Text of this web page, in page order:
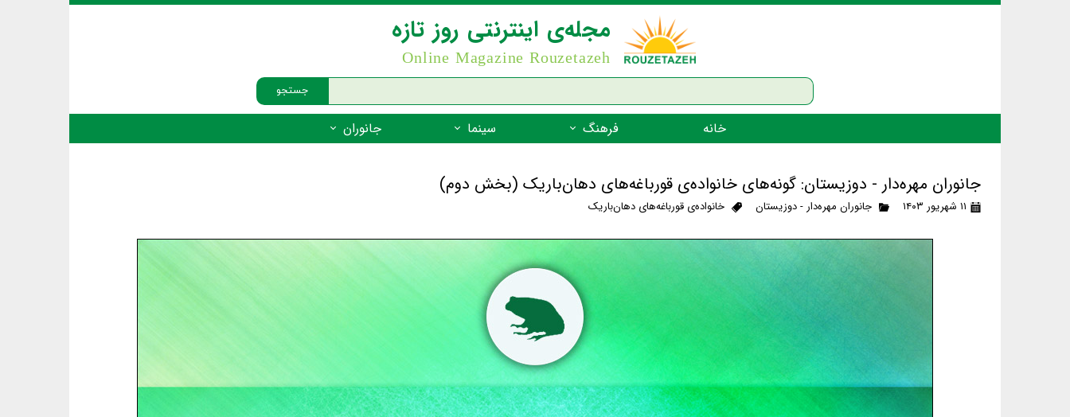
جستجو
مجله‌ی اینترنتی روز تازه
Online Magazine Rouzetazeh
خانه فرهنگ
نام‌نامه
شعر فارسی
زندگینامه‌ی بزرگان
گفتاورد
سینما
بهترین فیلم‌ها
جانوران
جانوران مهره‌دار - دوزیستان
جانوران مهره‌دار - دوزیستان: گونه‌های خانواده‌ی قورباغه‌های دهان‌باریک (بخش دوم)
۱۱ شهریور ۱۴۰۳ جانوران مهره‌دار - دوزیستان خانواده‌ی قورباغه‌های دهان‌باریک